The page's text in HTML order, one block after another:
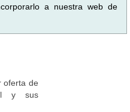
a nuestra web de
oferta de
y sus